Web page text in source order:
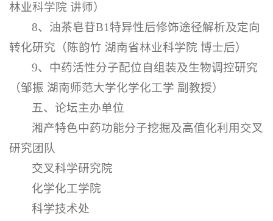
林业科学院 讲师）
8、油茶皂苷B1特异性后修饰途径解析及定向
转化研究（陈韵竹 湖南省林业科学院 博士后）
9、中药活性分子配位自组装及生物调控研究
（邹振 湖南师范大学化学化工学 副教授）
五、论坛主办单位
湘产特色中药功能分子挖掘及高值化利用交叉
研究团队
交叉科学研究院
化学化工学院
科学技术处